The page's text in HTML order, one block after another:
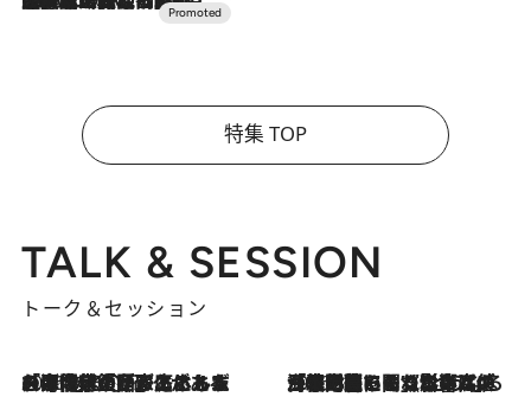
特集 TOP
TALK & SESSION
トーク＆セッション
2026.8.3
「今後値上げがあるとすれば…」「リスクがあるのは今年の冬」エネルギー専門家が語る、ホルムズ海峡封鎖が家庭にもたらす“ある心配” 2026.8.3
「住宅建てられない…」「サーチャージ料の高値が続いている」ホルムズ海峡封鎖による影響はいつまで続く？《エネルギー専門家に聞く“どうなる日本の暮らし”》